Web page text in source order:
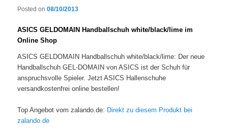
Posted on08/10/2013
ASICS GELDOMAIN Handballschuh white/black/lime im
Online Shop
ASICS GELDOMAIN Handballschuh white/black/lime: Der neue
Handballschuh GEL-DOMAIN von ASICS ist der Schuh für
anspruchsvolle Spieler. Jetzt ASICS Hallenschuhe
versandkostenfrei online bestellen!
Top Angebot vom zalando.de: Direkt zu diesem Produkt bei
zalando.de